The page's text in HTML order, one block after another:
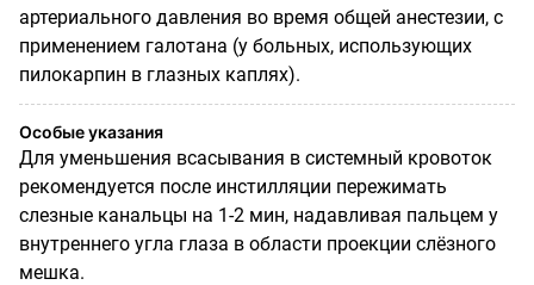
артериального давления во время общей анестезии, с
применением галотана (у больных, использующих
пилокарпин в глазных каплях).
Особые указания
Для уменьшения всасывания в системный кровоток
рекомендуется после инстилляции пережимать
слезные канальцы на 1-2 мин, надавливая пальцем у
внутреннего угла глаза в области проекции слёзного
мешка.